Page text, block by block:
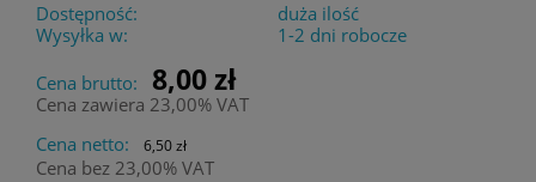
Dostępność:
duża ilość
Wysyłka w:
1-2 dni robocze
Cena brutto:
8,00 zł
Cena zawiera 23,00% VAT
Cena netto:
6,50 zł
Cena bez 23,00% VAT